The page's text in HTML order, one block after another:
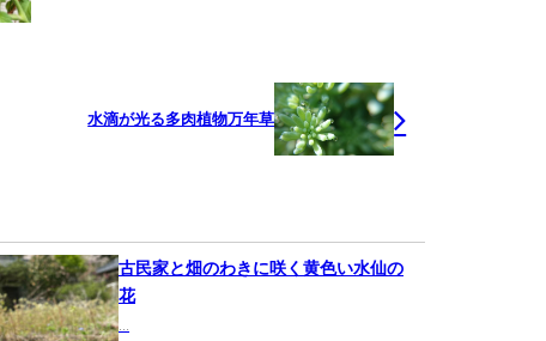
水滴が光る多肉植物万年草
古民家と畑のわきに咲く黄色い水仙の
花
...